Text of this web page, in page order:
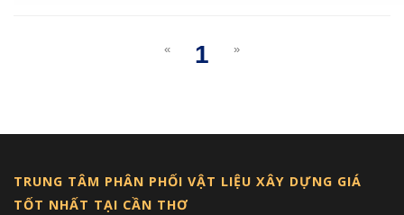
«
1
»
TRUNG TÂM PHÂN PHỐI VẬT LIỆU XÂY DỰNG GIÁ
TỐT NHẤT TẠI CẦN THƠ